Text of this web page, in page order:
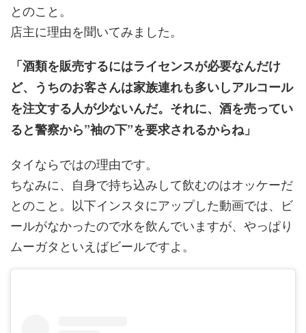
とのこと。
店主に理由を聞いてみました。
「酒類を販売するにはライセンスが必要なんだけ
ど、うちのお客さんは家族連れも多いしアルコール
を注文する人が少ないんだ。それに、酒を売ってい
ると警察から”袖の下”を要求されるからね」
タイならではの理由です。
ちなみに、自身で持ち込みして飲むのはオッケーだ
とのこと。以下インスタにアップした動画では、ビ
ールがなかったので水を飲んでいますが、やっぱり
ムーガタといえばビールですよ。